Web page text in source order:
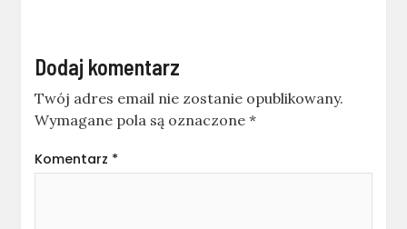
Dodaj komentarz
Twój adres email nie zostanie opublikowany.
Wymagane pola są oznaczone*
Komentarz *